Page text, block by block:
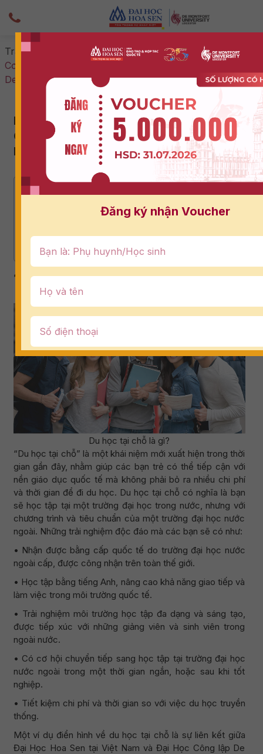
Trang chủ Tin tức & Sự kiện-Du Học Tại Chỗ Là Gì?
Cơ Hội Du Học Tại Chỗ Cùng Chương Trình Hoa Sen –
De Montfort
Du Học Tại Chỗ Là Gì? Cơ Hội Du Học Tại
Chỗ Cùng Chương Trình Hoa Sen – De
Montfort
25/04/2024
1. Du học tại chỗ là gì?
3. Cơ Hội Du Học Tại Chỗ Cùng Chương Trình Hoa
Sen – De Montfort
1. Du học tại chỗ là gì?
Du học tại chỗ là gì?
“Du học tại chỗ” là một khái niệm mới xuất hiện trong thời
gian gần đây, nhằm giúp các bạn trẻ có thể tiếp cận với
nền giáo dục quốc tế mà không phải bỏ ra nhiều chi phí
và thời gian để đi du học. Du học tại chỗ có nghĩa là bạn
sẽ học tập tại một trường đại học trong nước, nhưng với
chương trình và tiêu chuẩn của một trường đại học nước
ngoài. Những trải nghiệm độc đáo mà các bạn sẽ có như:
• Nhận được bằng cấp quốc tế do trường đại học nước
ngoài cấp, được công nhận trên toàn thế giới.
• Học tập bằng tiếng Anh, nâng cao khả năng giao tiếp và
làm việc trong môi trường quốc tế.
• Trải nghiệm môi trường học tập đa dạng và sáng tạo,
được tiếp xúc với những giảng viên và sinh viên trong
ngoài nước.
• Có cơ hội chuyển tiếp sang học tập tại trường đại học
nước ngoài trong một thời gian ngắn, hoặc sau khi tốt
nghiệp.
• Tiết kiệm chi phí và thời gian so với việc du học truyền
thống.
Một ví dụ điển hình về du học tại chỗ là sự liên kết giữa
Đại Học Hoa Sen tại Việt Nam và Đại Học Công lập De
Đăng ký nhận Voucher